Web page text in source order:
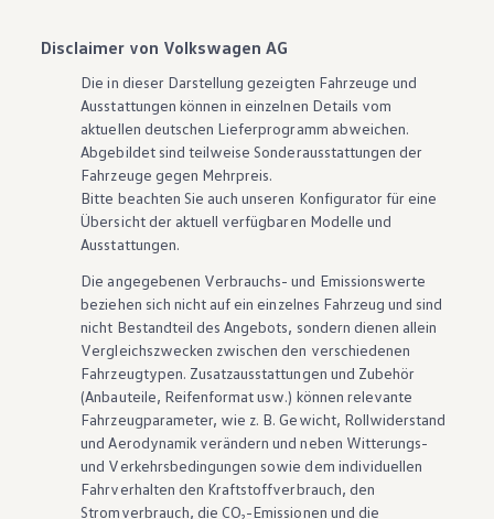
Disclaimer von Volkswagen AG
Die in dieser Darstellung gezeigten Fahrzeuge und
Ausstattungen können in einzelnen Details vom
aktuellen deutschen Lieferprogramm abweichen.
Abgebildet sind teilweise Sonderausstattungen der
Fahrzeuge gegen Mehrpreis.
Bitte beachten Sie auch unseren Konfigurator für eine
Übersicht der aktuell verfügbaren Modelle und
Ausstattungen.
Die angegebenen Verbrauchs- und Emissionswerte
beziehen sich nicht auf ein einzelnes Fahrzeug und sind
nicht Bestandteil des Angebots, sondern dienen allein
Vergleichszwecken zwischen den verschiedenen
Fahrzeugtypen. Zusatzausstattungen und Zubehör
(Anbauteile, Reifenformat usw.) können relevante
Fahrzeugparameter, wie z. B. Gewicht, Rollwiderstand
und Aerodynamik verändern und neben Witterungs-
und Verkehrsbedingungen sowie dem individuellen
Fahrverhalten den Kraftstoffverbrauch, den
Stromverbrauch, die CO₂-Emissionen und die